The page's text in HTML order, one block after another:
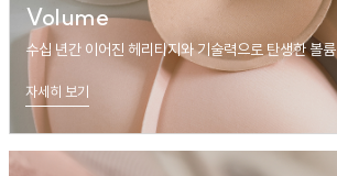
Volume
수십 년간 이어진 헤리티지와 기술력으로 탄생한 볼륨
자세히 보기